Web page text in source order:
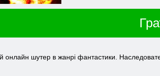
онлайн шутер в жанрі фантастики.